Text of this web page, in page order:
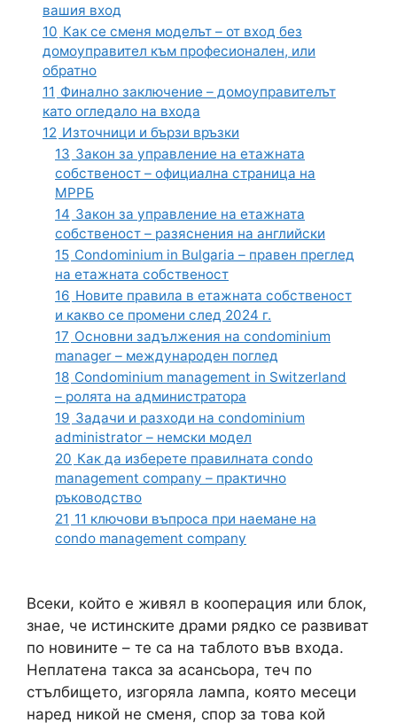
вашия вход
10 Как се сменя моделът – от вход без
домоуправител към професионален, или
обратно
11 Финално заключение – домоуправителът
като огледало на входа
12 Източници и бързи връзки
13 Закон за управление на етажната
собственост – официална страница на
МРРБ
14 Закон за управление на етажната
собственост – разяснения на английски
15 Condominium in Bulgaria – правен преглед
на етажната собственост
16 Новите правила в етажната собственост
и какво се промени след 2024 г.
17 Основни задължения на condominium
manager – международен поглед
18 Condominium management in Switzerland
– ролята на администратора
19 Задачи и разходи на condominium
administrator – немски модел
20 Как да изберете правилната condo
management company – практично
ръководство
21 11 ключови въпроса при наемане на
condo management company
Всеки, който е живял в кооперация или блок,
знае, че истинските драми рядко се развиват
по новините – те са на таблото във входа.
Неплатена такса за асансьора, теч по
стълбището, изгоряла лампа, която месеци
наред никой не сменя, спор за това кой